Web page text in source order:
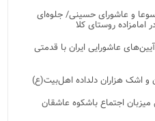
و عاشورای حسینی/ جلوه‌ای
امامزاده روستای کلا
عاشورایی ایران با قدمتی
اشک هزاران دلداده اهل‌بیت(ع)
اجتماع باشکوه عاشقان